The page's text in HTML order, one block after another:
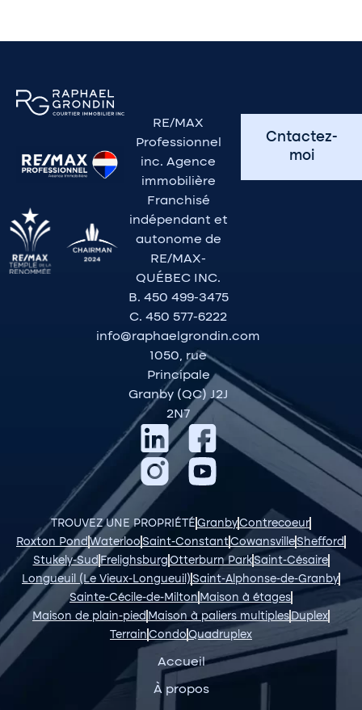
RE/MAX
Professionnel
inc. Agence
immobilière
Franchisé
indépendant et
autonome de
RE/MAX-
QUÉBEC INC.
B. 450 499-3475
C. 450 577-6222
info@raphaelgrondin.com
1050, rue
Principale
Granby (QC) J2J
2N7
Cntactez-
moi
TROUVEZ UNE PROPRIÉTÉ GranbyContrecoeur
Roxton PondWaterloo Saint-ConstantCowansvilleShefford
Stukely-Sud Frelighsburg Otterburn ParkSaint-Césaire
Longueuil (Le Vieux-Longueuil) Saint-Alphonse-de-Granby
Sainte-Cécile-de-Milton Maison à étages
Maison de plain-pied Maison à paliers multiplesDuplex
Terrain Condo Quadruplex
Accueil
À propos